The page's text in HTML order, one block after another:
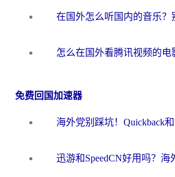
免费回国加速器